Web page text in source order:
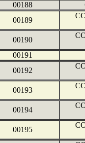
00188
00189
00190
00191
00192
00193
00194
00195